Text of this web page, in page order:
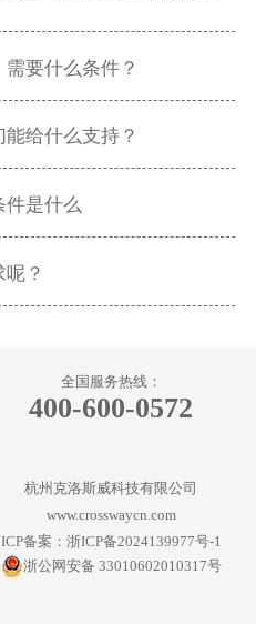
要什么条件？
给什么支持？
件是什么
？
全国服务热线：
400-600-0572
杭州克洛斯威科技有限公司
www.crosswaycn.com
ICP备案：浙ICP备2024139977号-1
浙公网安备 33010602010317号